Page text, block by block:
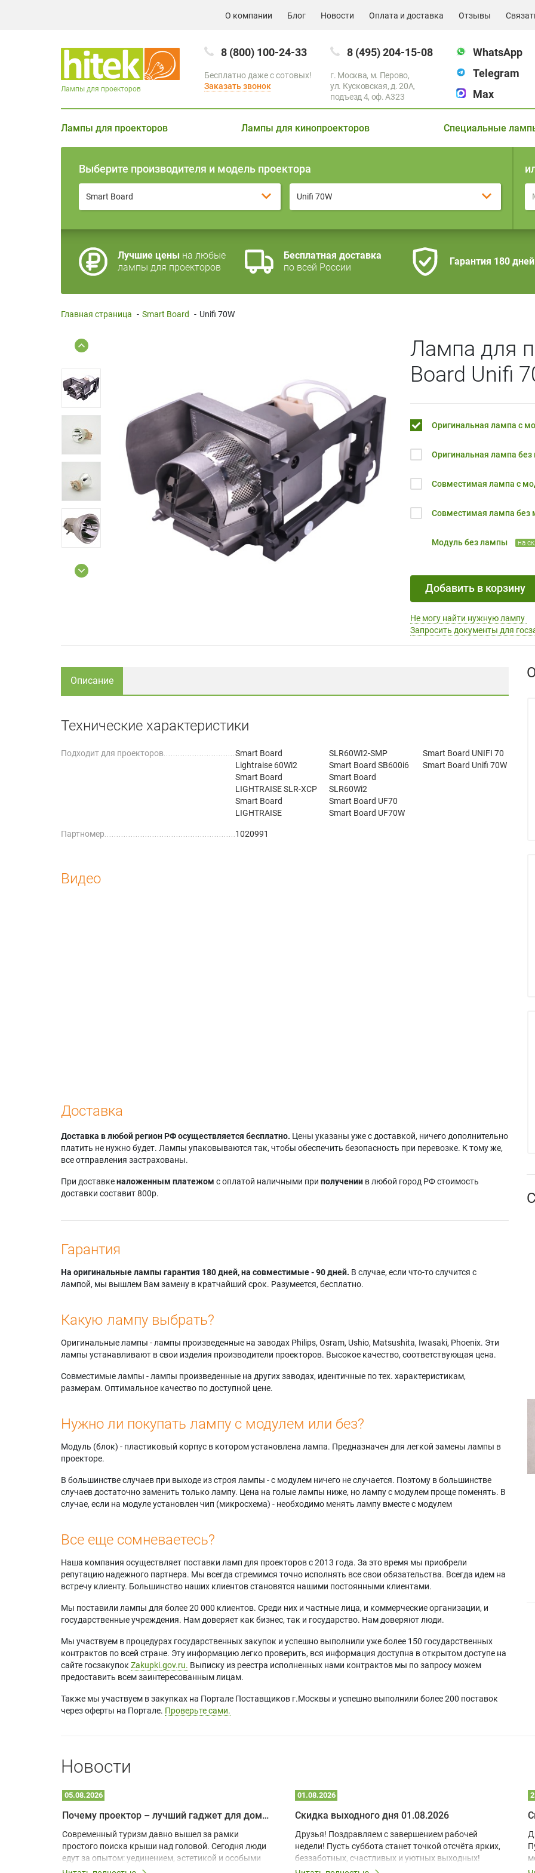
О компании Блог Новости Оплата и доставка Отзывы
8 (800) 100-24-33
Бесплатно даже с сотовых!
Заказать звонок
8 (495) 204-15-08
г. Москва, м. Перово,
ул. Кусковская, д. 20А,
подъезд 4, оф. A323
WhatsApp
Telegram
Max
Лампы для проекторов
Лампы для проекторов Лампы для кинопроекторов Специальные
Выберите производителя и модель проектора
Smart Board Unifi 70W
Лучшие цены на любые
лампы для проекторов
Бесплатная доставка
по всей России
Гарантия 180 дней
Главная страница - Smart Board - Unifi 70W
Лампа для
Board Unifi
Оригинальная лампа с
Оригинальная лампа без
Совместимая лампа с
Совместимая лампа без
Модуль без лампы на
Добавить в корзину
Не могу найти нужную лампу
Запросить документы для
Описание
Технические характеристики
Подходит для проекторов
Smart Board
Lightraise 60Wi2
Smart Board
LIGHTRAISE SLR-XCP
Smart Board
LIGHTRAISE
SLR60WI2-SMP
Smart Board SB600i6
Smart Board
SLR60Wi2
Smart Board UF70
Smart Board UF70W
Smart Board UNIFI 70
Smart Board Unifi 70W
Партномер 1020991
Видео
Доставка
Доставка в любой регион РФ осуществляется бесплатно. Цены указаны уже с доставкой, ничего дополнительно
платить не нужно будет. Лампы упаковываются так, чтобы обеспечить безопасность при перевозке. К тому же,
все отправления застрахованы.
При доставкеналоженным платежом с оплатой наличными при получении в любой город РФ стоимость
доставки составит 800р.
Гарантия
На оригинальные лампы гарантия 180 дней, на совместимые - 90 дней. В случае, если что-то случится с
лампой, мы вышлем Вам замену в кратчайший срок. Разумеется, бесплатно.
Какую лампу выбрать?
Оригинальные лампы - лампы произведенные на заводах Philips, Osram, Ushio, Matsushita, Iwasaki, Phoenix. Эти
лампы устанавливают в свои изделия производители проекторов. Высокое качество, соответствующая цена.
Совместимые лампы - лампы произведенные на других заводах, идентичные по тех. характеристикам,
размерам. Оптимальное качество по доступной цене.
Нужно ли покупать лампу с модулем или без?
Модуль (блок) - пластиковый корпус в котором установлена лампа. Предназначен для легкой замены лампы в
проекторе.
В большинстве случаев при выходе из строя лампы - с модулем ничего не случается. Поэтому в большинстве
случаев достаточно заменить только лампу. Цена на голые лампы ниже, но лампу с модулем проще поменять. В
случае, если на модуле установлен чип (микросхема) - необходимо менять лампу вместе с модулем
Все еще сомневаетесь?
Наша компания осуществляет поставки ламп для проекторов с 2013 года. За это время мы приобрели
репутацию надежного партнера. Мы всегда стремимся точно исполнять все свои обязательства. Всегда идем на
встречу клиенту. Большинство наших клиентов становятся нашими постоянными клиентами.
Мы поставили лампы для более 20 000 клиентов. Среди них и частные лица, и коммерческие организации, и
государственные учреждения. Нам доверяет как бизнес, так и государство. Нам доверяют люди.
Мы участвуем в процедурах государственных закупок и успешно выполнили уже более 150 государственных
контрактов по всей стране. Эту информацию легко проверить, вся информация доступна в открытом доступе на
сайте госзакупок Zakupki.gov.ru. Выписку из реестра исполненных нами контрактов мы по запросу можем
предоставить всем заинтересованным лицам.
Также мы участвуем в закупках на Портале Поставщиков г.Москвы и успешно выполнили более 200 поставок
через оферты на Портале. Проверьте сами.
Новости
05.08.2026
Почему проектор – лучший гаджет для домика в глэмпинге
Современный туризм давно вышел за рамки
простого поиска крыши над головой. Сегодня люди
едут за опытом: уединением, эстетикой и особыми
ощущениями. Владельцы A-frame домов,
01.08.2026
Скидка выходного дня 01.08.2026
Друзья! Поздравляем с завершением рабочей
недели! Пусть суббота станет точкой отсчёта ярких,
беззаботных, счастливых и уютных выходных!